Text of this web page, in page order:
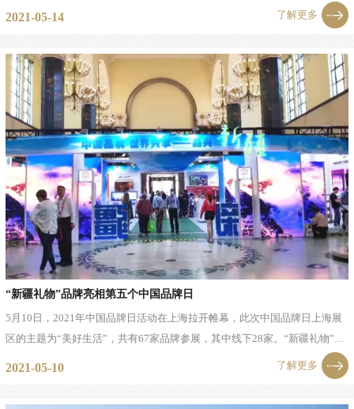
精神，总结全国文化和旅游系统、文物系统对口援疆工作，部署安排下一阶
2021-05-14 了解更多
“新疆礼物”品牌亮相第五个中国品牌日
5月10日，2021年中国品牌日活动在上海拉开帷幕，此次中国品牌日上海展
区的主题为“美好生活”，共有67家品牌参展，其中线下28家。“新疆礼物”品
牌作为参展品牌之一，带着旗下新疆企业产品在新疆展区向大家展示新疆特
2021-05-10 了解更多